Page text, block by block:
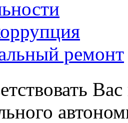
ремонт